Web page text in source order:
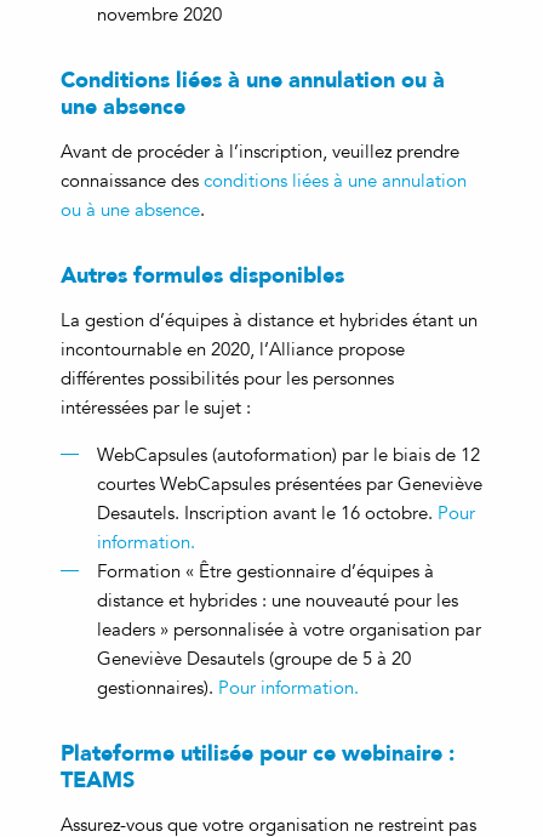
novembre 2020
Conditions liées à une annulation ou à
une absence
Avant de procéder à l’inscription, veuillez prendre
connaissance des conditions liées à une annulation
ou à une absence.
Autres formules disponibles
La gestion d’équipes à distance et hybrides étant un
incontournable en 2020, l’Alliance propose
différentes possibilités pour les personnes
intéressées par le sujet :
WebCapsules (autoformation) par le biais de 12
courtes WebCapsules présentées par Geneviève
Desautels. Inscription avant le 16 octobre. Pour
information.
Formation « Être gestionnaire d’équipes à
distance et hybrides : une nouveauté pour les
leaders » personnalisée à votre organisation par
Geneviève Desautels (groupe de 5 à 20
gestionnaires). Pour information.
Plateforme utilisée pour ce webinaire :
TEAMS
Assurez-vous que votre organisation ne restreint pas